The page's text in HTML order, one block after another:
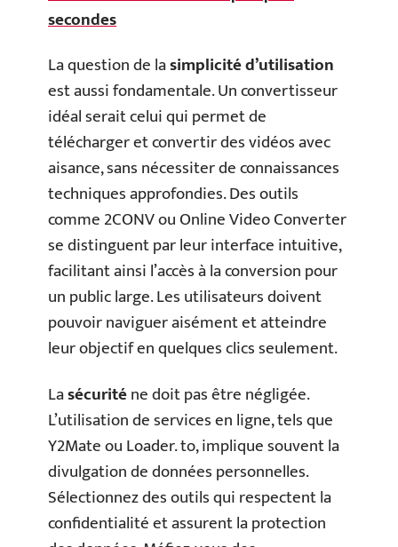
secondes
La question de lasimplicité d’utilisation
est aussi fondamentale. Un convertisseur
idéal serait celui qui permet de
télécharger et convertir des vidéos avec
aisance, sans nécessiter de connaissances
techniques approfondies. Des outils
comme 2CONV ou Online Video Converter
se distinguent par leur interface intuitive,
facilitant ainsi l’accès à la conversion pour
un public large. Les utilisateurs doivent
pouvoir naviguer aisément et atteindre
leur objectif en quelques clics seulement.
Lasécuriténe doit pas être négligée.
L’utilisation de services en ligne, tels que
Y2Mate ou Loader. to, implique souvent la
divulgation de données personnelles.
Sélectionnez des outils qui respectent la
confidentialité et assurent la protection